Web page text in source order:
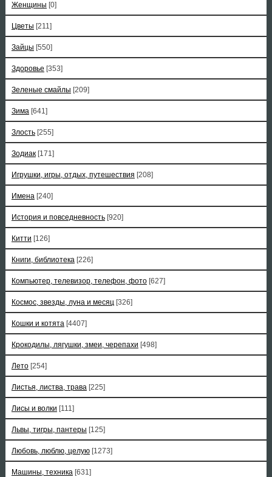
Женщины [0]
Цветы [211]
Зайцы [550]
Здоровье [353]
Зеленые смайлы [209]
Зима [641]
Злость [255]
Зодиак [171]
Игрушки, игры, отдых, путешествия [208]
Имена [240]
История и повседневность [920]
Китти [126]
Книги, библиотека [226]
Компьютер, телевизор, телефон, фото [627]
Космос, звезды, луна и месяц [326]
Кошки и котята [4407]
Крокодилы, лягушки, змеи, черепахи [498]
Лето [254]
Листья, листва, трава [225]
Лисы и волки [111]
Львы, тигры, пантеры [125]
Любовь, люблю, целую [1273]
Машины, техника [631]